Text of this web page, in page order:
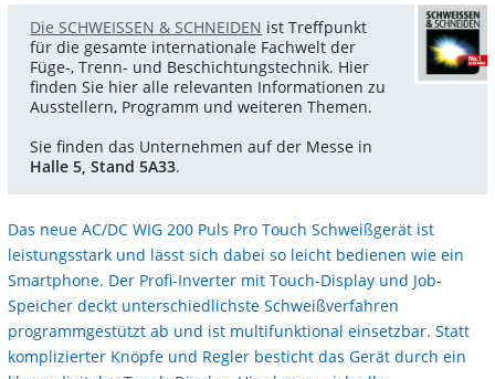
Die SCHWEISSEN & SCHNEIDEN ist Treffpunkt
für die gesamte internationale Fachwelt der
Füge-, Trenn- und Beschichtungstechnik. Hier
finden Sie hier alle relevanten Informationen zu
Ausstellern, Programm und weiteren Themen.
Sie finden das Unternehmen auf der Messe in
Halle 5, Stand 5A33.
Das neue AC/DC WIG 200 Puls Pro Touch Schweißgerät ist
leistungsstark und lässt sich dabei so leicht bedienen wie ein
Smartphone. Der Profi-Inverter mit Touch-Display und Job-
Speicher deckt unterschiedlichste Schweißverfahren
programmgestützt ab und ist multifunktional einsetzbar. Statt
komplizierter Knöpfe und Regler besticht das Gerät durch ein